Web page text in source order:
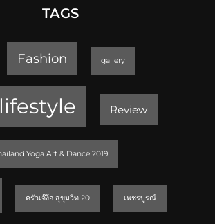
TAGS
Fashion gallery
lifestyle Review
Yoga Art & Dance 2019
ครัวเจ๊ง้อ สุขุมวิท 20 เพชรบูรณ์